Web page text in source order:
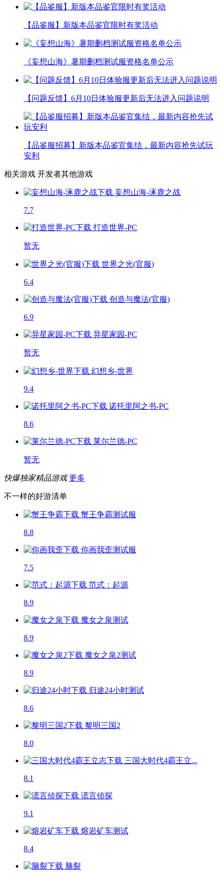
【品鉴服】新版本品鉴官限时有奖活动
《妄想山海》暑期删档测试服资格名单公示
【问题反馈】6月10日体验服更新后无法进入问题说明
【品鉴服招募】新版本品鉴官集结，最新内容抢先试玩
安利
相关游戏 开发者其他游戏
妄想山海-涿鹿之战
7.7
打造世界-PC
暂无
世界之光(官服)
6.4
创造与魔法(官服)
6.9
异星家园-PC
暂无
幻想乡-世界
9.4
诺托里阿之书-PC
8.6
莱尔兰德-PC
暂无
快爆独家精品游戏 更多
不一样的好游清单
蟹王争霸测试服
8.8
你画我歪测试服
7.5
范式：起源
8.9
魔女之泉测试
8.9
魔女之泉2测试
8.9
归途24小时测试
8.6
黎明三国2
8.0
三国大时代4霸王立...
8.1
谎言侦探
9.1
熔岩矿车测试
8.4
脑裂